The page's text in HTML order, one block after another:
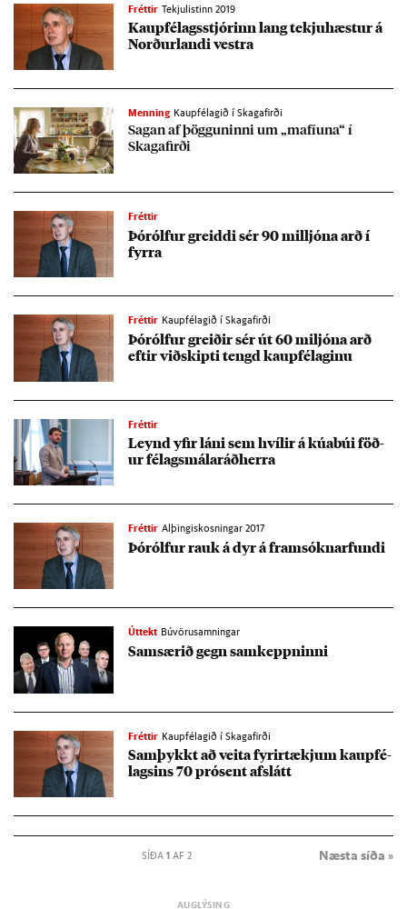
Fréttir Tekjulistinn 2019
Kaup­fé­lags­stjór­inn lang tekju­hæst­ur á
Norð­ur­landi vestra
Menning Kaupfélagið í Skagafirði
Sag­an af þögg­un­inni um „mafíuna“ í
Skaga­firði
Fréttir
Þórólf­ur greiddi sér 90 millj­óna arð í
fyrra
Fréttir Kaupfélagið í Skagafirði
Þórólf­ur greið­ir sér út 60 milj­óna arð
eft­ir við­skipti tengd kaup­fé­lag­inu
Fréttir
Leynd yf­ir láni sem hvíl­ir á kúa­búi föð­
ur fé­lags­mála­ráð­herra
Fréttir Alþingiskosningar 2017
Þórólf­ur rauk á dyr á fram­sókn­ar­fundi
Úttekt Búvörusamningar
Sam­sær­ið gegn sam­keppn­inni
Fréttir Kaupfélagið í Skagafirði
Sam­þykkt að veita fyr­ir­tækj­um kaup­fé­
lags­ins 70 pró­sent af­slátt
SÍÐA 1AF 2 Næsta síða »